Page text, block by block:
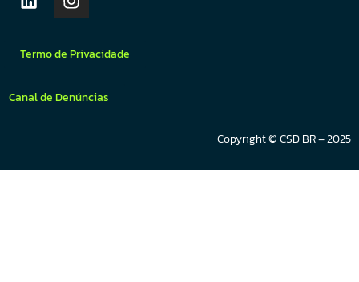
Termo de Privacidade
Canal de Denúncias
Copyright © CSD BR – 2025